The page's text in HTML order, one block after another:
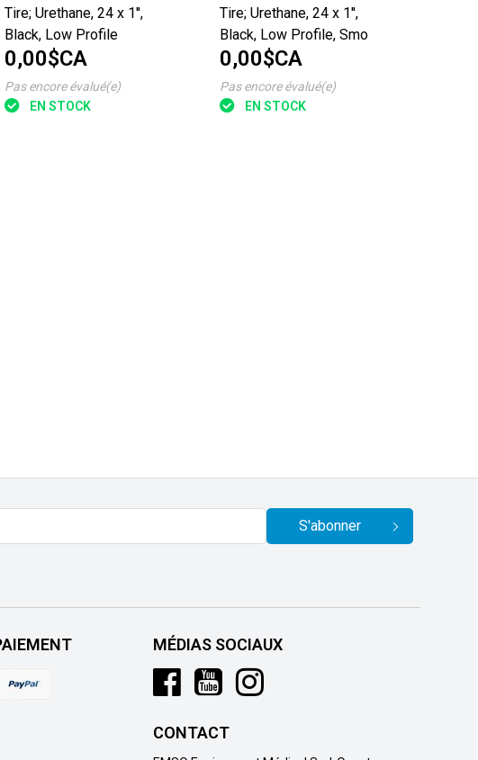
Tire; Urethane, 24 x 1'',
Black, Low Profile
0,00$CA
Pas encore évalué(e)
EN STOCK
Tire; Urethane, 24 x 1'',
Black, Low Profile, Smo
0,00$CA
Pas encore évalué(e)
EN STOCK
S'abonner
MÉDIAS SOCIAUX
CONTACT